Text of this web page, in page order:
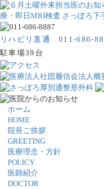
リハビリ直通 011-686-
駐車場39台
ホーム
HOME
院長ご挨拶
GREETING
医療理念・方針
POLICY
医師紹介
DOCTOR